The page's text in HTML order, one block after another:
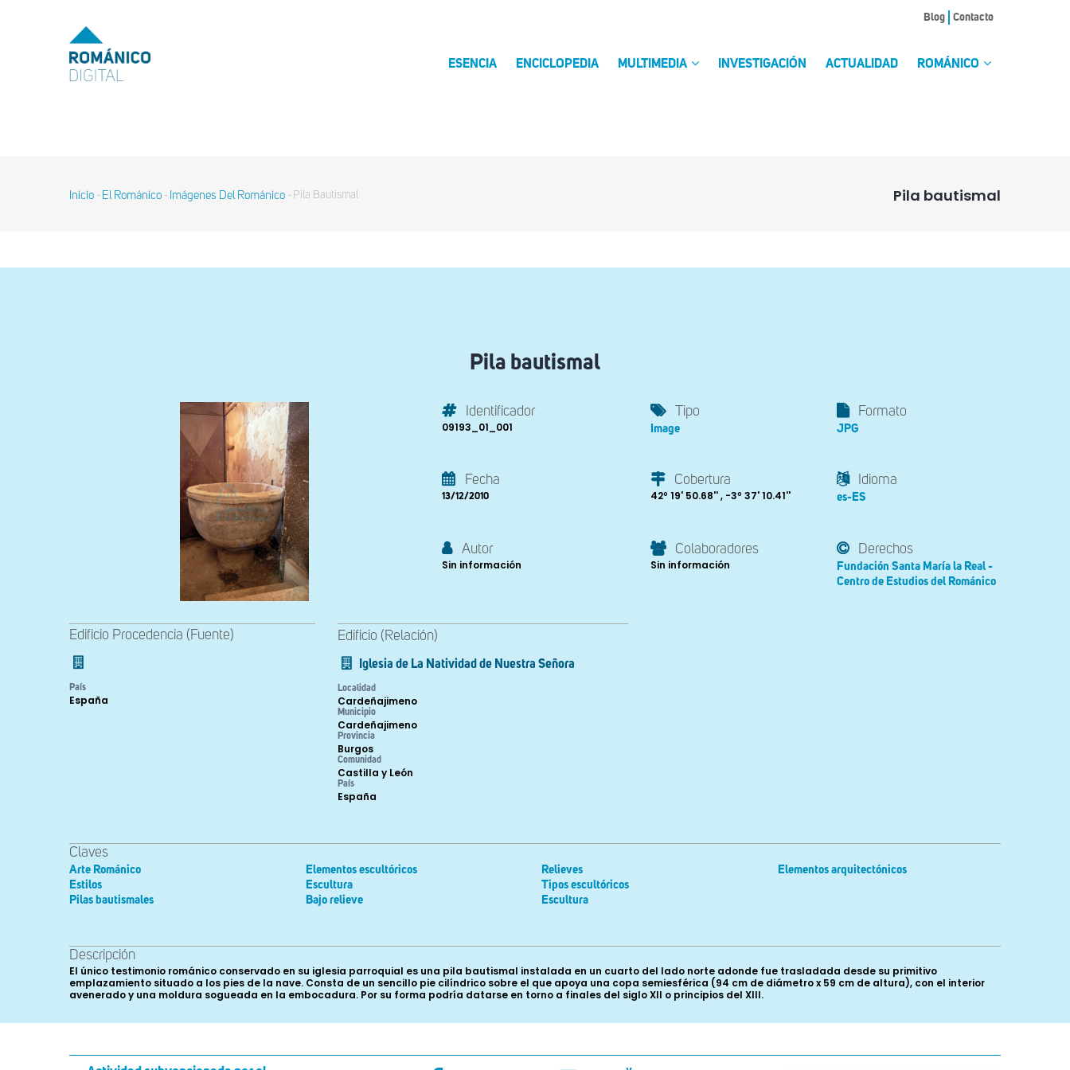
MENU
TOP
Blog Contacto
ESENCIA ENCICLOPEDIA MULTIMEDIA INVESTIGACIÓN ACTUALIDAD ROMÁNICO
Pila bautismal
Sobrescribir
Inicio - El Románico - Imágenes Del Románico - Pila Bautismal
Pila bautismal
Identificador
09193_01_001
Tipo
Image
Formato
JPG
Fecha
13/12/2010
Cobertura
42º 19' 50.68'' , -3º 37' 10.41''
Idioma
es-ES
Autor
Sin información
Colaboradores
Sin información
Derechos
Fundación Santa María la Real -
Centro de Estudios del Románico
Edificio Procedencia (Fuente)
País
España
Edificio (Relación)
Iglesia de La Natividad de Nuestra Señora
Localidad
Cardeñajimeno
Municipio
Cardeñajimeno
Provincia
Burgos
Comunidad
Castilla y León
País
España
Claves
Arte Románico
Estilos
Pilas bautismales
Elementos escultóricos
Escultura
Bajo relieve
Relieves
Tipos escultóricos
Escultura
Elementos arquitectónicos
Descripción
El único testimonio románico conservado en su iglesia parroquial es una pila bautismal instalada en un cuarto del lado norte adonde fue trasladada desde su primitivo
emplazamiento situado a los pies de la nave. Consta de un sencillo pie cilíndrico sobre el que apoya una copa semiesférica (94 cm de diámetro x 59 cm de altura), con el interior
avenerado y una moldura sogueada en la embocadura. Por su forma podría datarse en torno a finales del siglo XII o principios del XIII.